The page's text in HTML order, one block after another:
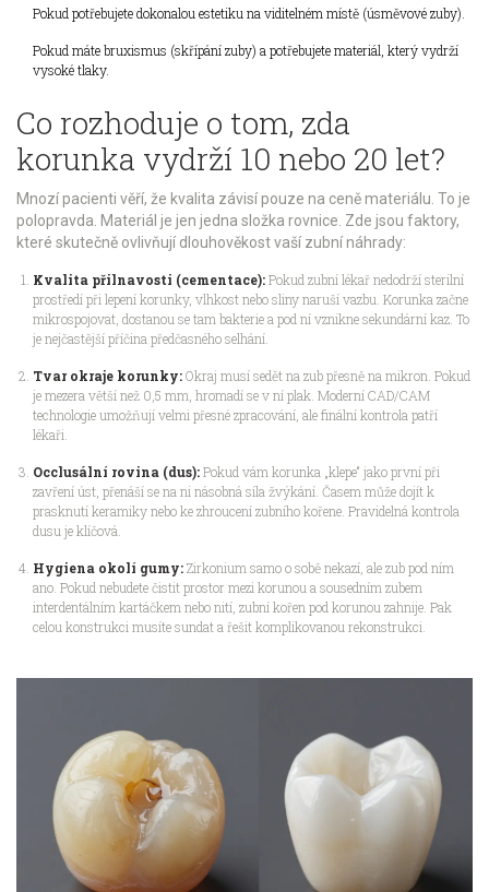
Pokud potřebujete dokonalou estetiku na viditelném místě (úsměvové zuby).
Pokud máte bruxismus (skřípání zuby) a potřebujete materiál, který vydrží
vysoké tlaky.
Co rozhoduje o tom, zda
korunka vydrží 10 nebo 20 let?
Mnozí pacienti věří, že kvalita závisí pouze na ceně materiálu. To je
polopravda. Materiál je jen jedna složka rovnice. Zde jsou faktory,
které skutečně ovlivňují dlouhověkost vaší zubní náhrady:
Kvalita přilnavosti (cementace):Pokud zubní lékař nedodrží sterilní
prostředí při lepení korunky, vlhkost nebo sliny naruší vazbu. Korunka začne
mikrospojovat, dostanou se tam bakterie a pod ní vznikne sekundární kaz. To
je nejčastější příčina předčasného selhání.
Tvar okraje korunky:Okraj musí sedět na zub přesně na mikron. Pokud
je mezera větší než 0,5 mm, hromadí se v ní plak. Moderní CAD/CAM
technologie umožňují velmi přesné zpracování, ale finální kontrola patří
lékaři.
Occlusální rovina (dus):Pokud vám korunka „klepe“ jako první při
zavření úst, přenáší se na ni násobná síla žvýkání. Časem může dojít k
prasknutí keramiky nebo ke zhroucení zubního kořene. Pravidelná kontrola
dusu je klíčová.
Hygiena okolí gumy:Zirkonium samo o sobě nekazí, ale zub pod ním
ano. Pokud nebudete čistit prostor mezi korunou a sousedním zubem
interdentálním kartáčkem nebo nití, zubní kořen pod korunou zahnije. Pak
celou konstrukci musíte sundat a řešit komplikovanou rekonstrukci.